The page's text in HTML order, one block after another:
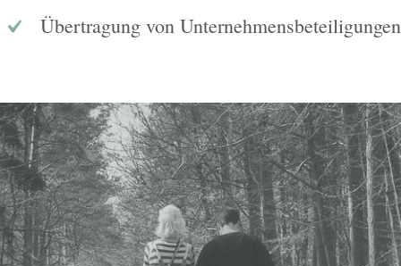
Übertragung von Unternehmensbeteiligungen